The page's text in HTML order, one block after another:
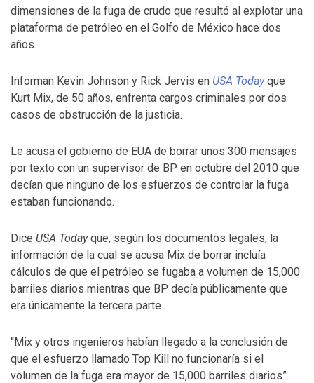
dimensiones de la fuga de crudo que resultó al explotar una
plataforma de petróleo en el Golfo de México hace dos
años.
Informan Kevin Johnson y Rick Jervis en USA Todayque
Kurt Mix, de 50 años, enfrenta cargos criminales por dos
casos de obstrucción de la justicia.
Le acusa el gobierno de EUA de borrar unos 300 mensajes
por texto con un supervisor de BP en octubre del 2010 que
decían que ninguno de los esfuerzos de controlar la fuga
estaban funcionando.
Dice USA Todayque, según los documentos legales, la
información de la cual se acusa Mix de borrar incluía
cálculos de que el petróleo se fugaba a volumen de 15,000
barriles diarios mientras que BP decía públicamente que
era únicamente la tercera parte.
“Mix y otros ingenieros habían llegado a la conclusión de
que el esfuerzo llamado Top Kill no funcionaría si el
volumen de la fuga era mayor de 15,000 barriles diarios”.